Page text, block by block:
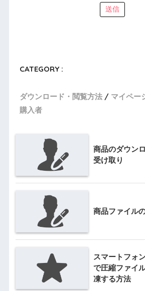
送信
CATEGORY :
ダウンロード・閲覧方法 マイペー
購入者
商品のダウン
受け取り
商品ファイル
スマートフォ
で圧縮ファイ
凍する方法